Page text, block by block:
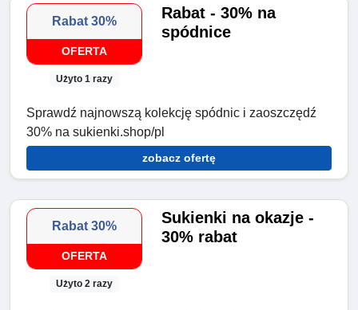
Rabat 30%
OFERTA
Użyto 1 razy
Rabat - 30% na
spódnice
Sprawdź najnowszą kolekcję spódnic i zaoszczędź
30% na sukienki.shop/pl
zobacz ofertę
Rabat 30%
OFERTA
Użyto 2 razy
Sukienki na okazje -
30% rabat